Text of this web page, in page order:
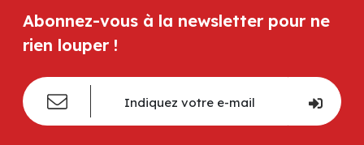
Abonnez-vous à la newsletter pour ne
rien louper !